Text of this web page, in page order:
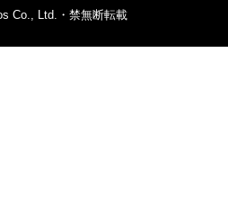
Co., Ltd.・禁無断転載